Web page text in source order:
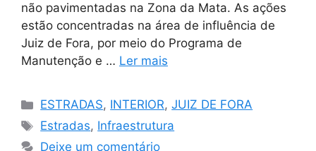
não pavimentadas na Zona da Mata. As ações
estão concentradas na área de influência de
Juiz de Fora, por meio do Programa de
Manutenção e … Ler mais
Categorias
ESTRADAS, INTERIOR,JUIZ DE FORA
Tags
Estradas, Infraestrutura
Deixe um comentário